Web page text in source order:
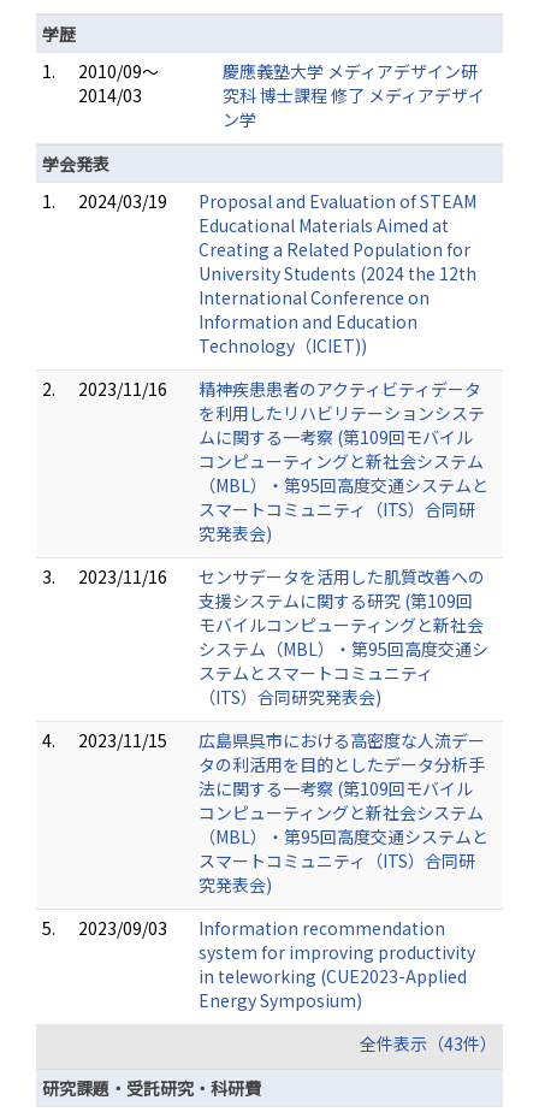
学歴
1.
2010/09～
2014/03
慶應義塾大学 メディアデザイン研
究科 博士課程 修了 メディアデザイ
ン学
学会発表
1.
2024/03/19
Proposal and Evaluation of STEAM
Educational Materials Aimed at
Creating a Related Population for
University Students (2024 the 12th
International Conference on
Information and Education
Technology（ICIET))
2.
2023/11/16
精神疾患患者のアクティビティデータ
を利用したリハビリテーションシステ
ムに関する一考察 (第109回モバイル
コンピューティングと新社会システム
（MBL）・第95回高度交通システムと
スマートコミュニティ（ITS）合同研
究発表会)
3.
2023/11/16
センサデータを活用した肌質改善への
支援システムに関する研究 (第109回
モバイルコンピューティングと新社会
システム（MBL）・第95回高度交通シ
ステムとスマートコミュニティ
（ITS）合同研究発表会)
4.
2023/11/15
広島県呉市における高密度な人流デー
タの利活用を目的としたデータ分析手
法に関する一考察 (第109回モバイル
コンピューティングと新社会システム
（MBL）・第95回高度交通システムと
スマートコミュニティ（ITS）合同研
究発表会)
5.
2023/09/03
Information recommendation
system for improving productivity
in teleworking (CUE2023-Applied
Energy Symposium)
全件表示（43件）
研究課題・受託研究・科研費